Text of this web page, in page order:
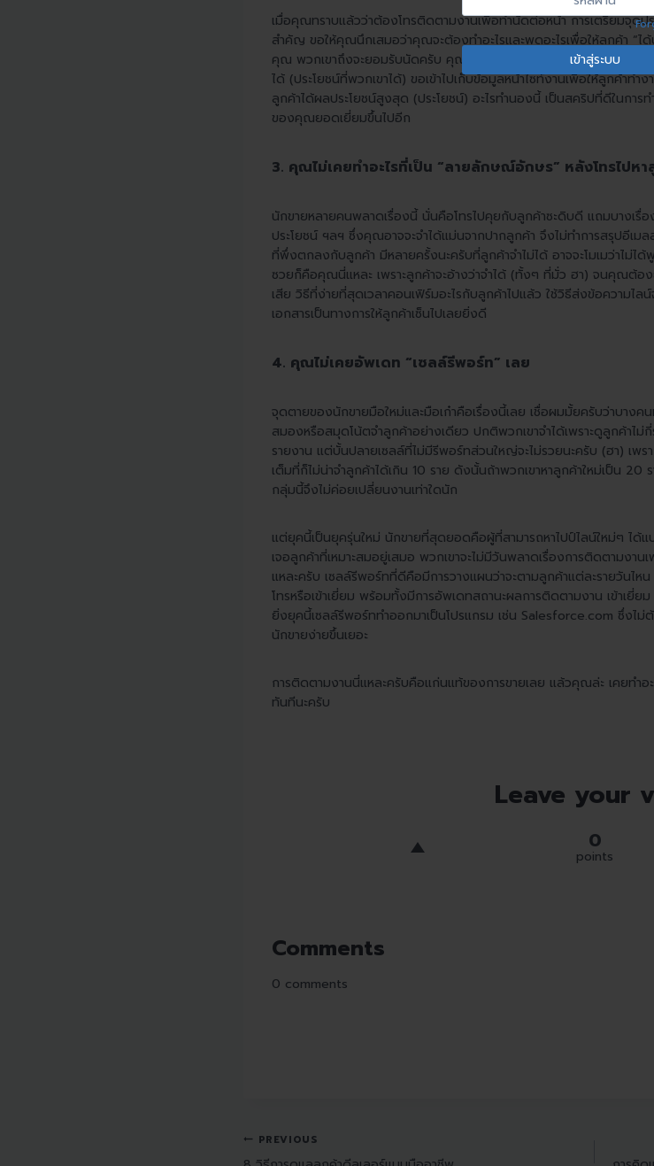
ที่
อยู่
ผ่าน
เมื่อคุณทราบแล้วว่าต้องโทรติดตามงานเพื่อทำนัดต่อหน้า การเตรียมจุดป
สำคัญ ขอให้คุณนึกเสมอว่าคุณจะต้องทำอะไรและพูดอะไรเพื่อให้ลูกค้า “ไ
คุณ พวกเขาถึงจะยอมรับนัดครับ คุณขอทำนัดเพื่อเข้าไปให้ประโยชน์กับลูก
ได้ (ประโยชน์ที่พวกเขาได้) ขอเข้าไปเก็บข้อมูลหน้าไซท์งานเพื่อให้ลูกค้าทำง
ลูกค้าได้ผลประโยชน์สูงสุด (ประโยชน์) อะไรทำนองนี้ เป็นสคริปที่ดีในกา
ของคุณยอดเยี่ยมขึ้นไปอีก
3. คุณไม่เคยทำอะไรที่เป็น “ลายลักษณ์อักษร” หลังโทรไปหา
นักขายหลายคนพลาดเรื่องนี้ นั่นคือโทรไปคุยกับลูกค้าซะดิบดี แถมบางเ
ประโยชน์ ฯลฯ ซึ่งคุณอาจจะจำได้แม่นจากปากลูกค้า จึงไม่ทำการสรุปอี
ที่พึ่งตกลงกับลูกค้า มีหลายครั้งนะครับที่ลูกค้าจำไม่ได้ อาจจะโมเมว่าไม่
ซวยก็คือคุณนี่แหละ เพราะลูกค้าจะอ้างว่าจำได้ (ทั้งๆ ที่มั่ว ฮา) จนคุณต้อ
เสีย วิธีที่ง่ายที่สุดเวลาคอนเฟิร์มอะไรกับลูกค้าไปแล้ว ใช้วิธีส่งข้อความไ
เอกสารเป็นทางการให้ลูกค้าเซ็นไปเลยยิ่งดี
4. คุณไม่เคยอัพเดท “เซลล์รีพอร์ท” เลย
จุดตายของนักขายมือใหม่และมือเก๋าคือเรื่องนี้เลย เชื่อผมมั้ยครับว่าบางค
สมองหรือสมุดโน้ตจำลูกค้าอย่างเดียว ปกติพวกเขาจำได้เพราะดูลูกค้าไม่กี่
รายงาน แต่บั้นปลายเซลล์ที่ไม่มีรีพอร์ทส่วนใหญ่จะไม่รวยนะครับ (ฮา) เพรา
เต็มที่ก็ไม่น่าจำลูกค้าได้เกิน 10 ราย ดังนั้นถ้าพวกเขาหาลูกค้าใหม่เป็น 20
กลุ่มนี้จึงไม่ค่อยเปลี่ยนงานเท่าใดนัก
แต่ยุคนี้เป็นยุครุ่นใหม่ นักขายที่สุดยอดคือผู้ที่สามารถหาไปป์ไลน์ใหม่ๆ ได้แ
เจอลูกค้าที่เหมาะสมอยู่เสมอ พวกเขาจะไม่มีวันพลาดเรื่องการติดตามงา
แหละครับ เซลล์รีพอร์ทที่ดีคือมีการวางแผนว่าจะตามลูกค้าแต่ละรายวัน
โทรหรือเข้าเยี่ยม พร้อมทั้งมีการอัพเดทสถานะผลการติดตามงาน เข้าเยี่ย
ยิ่งยุคนี้เซลล์รีพอร์ททำออกมาเป็นโปรแกรม เช่น Salesforce.com ซึ่งไ
นักขายง่ายขึ้นเยอะ
การติดตามงานนี่แหละครับคือแก่นแท้ของการขายเลย แล้วคุณล่ะ เคยทำ
ทันทีนะครับ
Leave your
0
points
Comments
0 comments
PREVIOUS